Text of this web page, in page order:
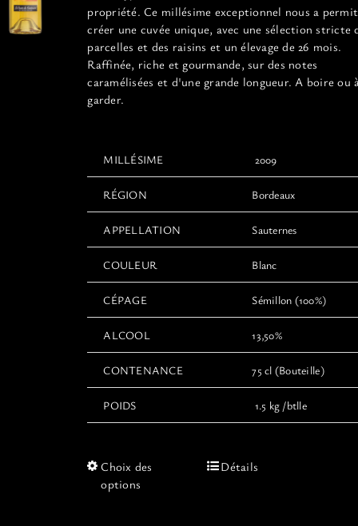
page
du
produit
propriété. Ce millésime exceptionnel nous a
créer une cuvée unique, avec une sélection stricte
parcelles et des raisins et un élevage de 26 mois.
Raffinée, riche et gourmande, sur des notes
caramélisées et d'une grande longueur. A boire ou
garder.
MILLÉSIME 2009
RÉGION Bordeaux
APPELLATION Sauternes
COULEUR Blanc
CÉPAGE Sémillon (100%)
ALCOOL 13,50%
CONTENANCE 75 cl (Bouteille)
POIDS 1.5 kg /btlle
Choix des
options
CeDétails